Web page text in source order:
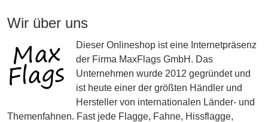
Wir über uns
Dieser Onlineshop ist eine Internetpräsenz
der Firma MaxFlags GmbH. Das
Unternehmen wurde 2012 gegründet und
ist heute einer der größten Händler und
Hersteller von internationalen Länder- und
Themenfahnen. Fast jede Flagge, Fahne, Hissflagge,